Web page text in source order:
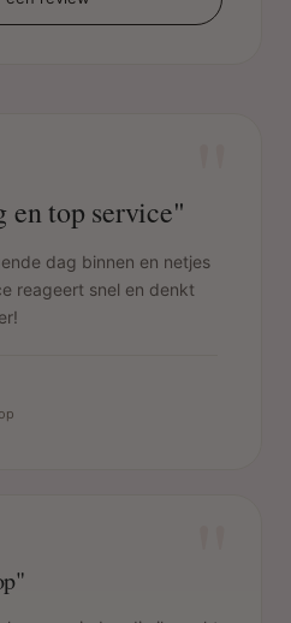
en top service"
dag binnen en netjes
reageert snel en denkt